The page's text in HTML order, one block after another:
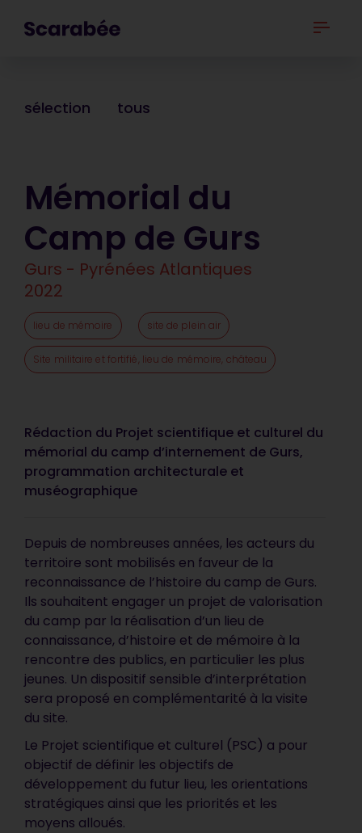
sélection tous
Mémorial du
Camp de Gurs
Gurs - Pyrénées Atlantiques
2022
lieu de mémoire site de plein air
Site militaire et fortifié, lieu de mémoire, château
Rédaction du Projet scientifique et culturel du
mémorial du camp d’internement de Gurs,
programmation architecturale et
muséographique
Depuis de nombreuses années, les acteurs du
territoire sont mobilisés en faveur de la
reconnaissance de l’histoire du camp de Gurs.
Ils souhaitent engager un projet de valorisation
du camp par la réalisation d’un lieu de
connaissance, d’histoire et de mémoire à la
rencontre des publics, en particulier les plus
jeunes. Un dispositif sensible d’interprétation
sera proposé en complémentarité à la visite
du site.
Le Projet scientifique et culturel (PSC) a pour
objectif de définir les objectifs de
développement du futur lieu, les orientations
stratégiques ainsi que les priorités et les
moyens alloués.